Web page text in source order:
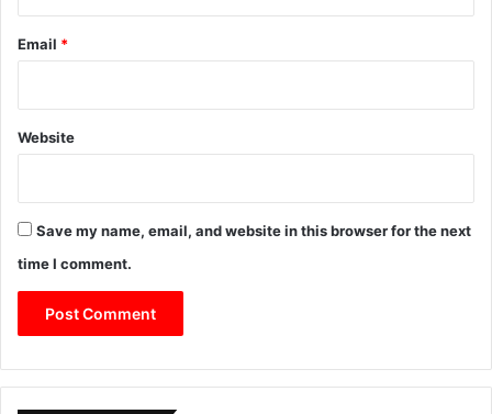
Email *
Website
Save my name, email, and website in this browser for the next
time I comment.